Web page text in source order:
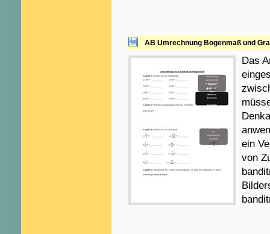
AB Umrechnung Bogenmaß und
Das
ein
von